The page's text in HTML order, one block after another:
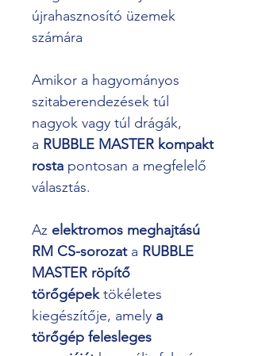
újrahasznosító üzemek
számára
Amikor a hagyományos
szitaberendezések túl
nagyok vagy túl drágák,
a RUBBLE MASTER kompakt
rosta pontosan a megfelelő
választás.
Az elektromos meghajtású
RM CS-sorozat a RUBBLE
MASTER röpítő
törőgépek tökéletes
kiegészítője, amely a
törőgép felesleges